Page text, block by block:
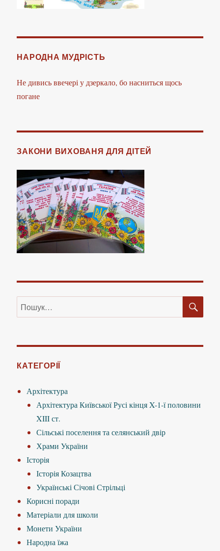
НАРОДНА МУДРІСТЬ
Не дивись ввечері у дзеркало, бо насниться щось
погане
ЗАКОНИ ВИХОВАНЯ ДЛЯ ДІТЕЙ
Пошук
за
КАТЕГОРІЇ
Архітектура
Архітектура Київської Русі кінця X-1-ї половини
XIII ст.
Сільські поселення та селянський двір
Храми України
Історія
Історія Козацтва
Українські Січові Стрільці
Корисні поради
Матеріали для школи
Монети України
Народна їжа